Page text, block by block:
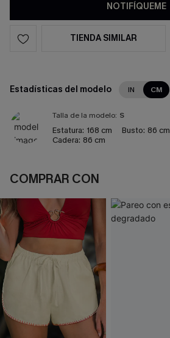
NOTIFÍQUEME
TIENDA SIMILAR
Estadísticas del modelo IN CM
Talla de la modelo: S
Estatura: 168 cm Busto: 86 cm
Cadera: 86 cm
COMPRAR CON